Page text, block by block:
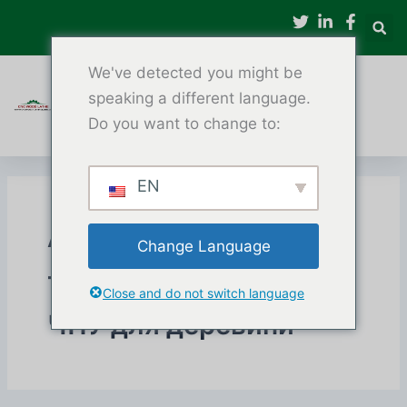
вмісту
Автоматичний
токарний верстат з
ЧПУ для деревини
We've detected you might be
speaking a different language.
Do you want to change to:
EN
Change Language
Close and do not switch language